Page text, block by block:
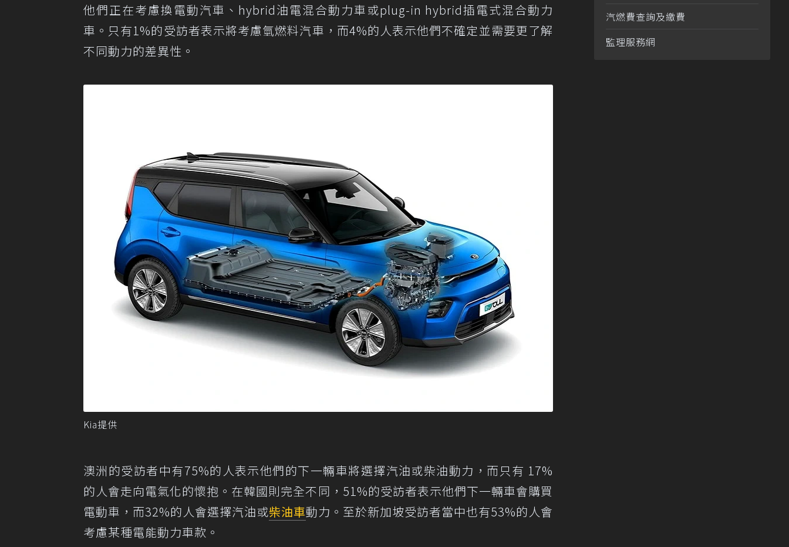
他們正在考慮換電動汽車、hybrid油電混合動力車或plug-in hybrid插電式混合動力
車。只有1%的受訪者表示將考慮氫燃料汽車，而4%的人表示他們不確定並需要更了解
不同動力的差異性。
Kia提供
澳洲的受訪者中有75%的人表示他們的下一輛車將選擇汽油或柴油動力，而只有 17%
的人會走向電氣化的懷抱。在韓國則完全不同，51%的受訪者表示他們下一輛車會購買
電動車，而32%的人會選擇汽油或柴油車動力。至於新加坡受訪者當中也有53%的人會
考慮某種電能動力車款。
汽燃費查詢及繳費
監理服務網